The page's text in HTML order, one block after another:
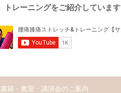
トレーニングをご紹介しています
書籍・教室・講演会のご案内